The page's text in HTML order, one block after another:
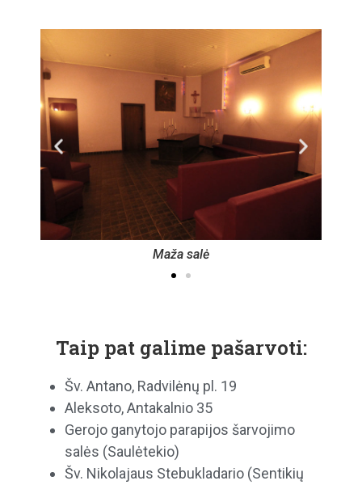
Maža salė
Taip pat galime pašarvoti:
Šv. Antano, Radvilėnų pl. 19
Aleksoto, Antakalnio 35
Gerojo ganytojo parapijos šarvojimo
salės (Saulėtekio)
Šv. Nikolajaus Stebukladario (Sentikių